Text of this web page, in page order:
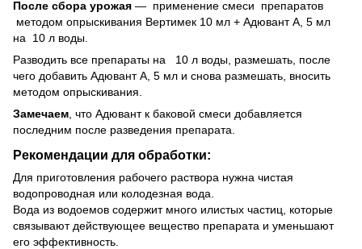
После сбора урожая — применение смеси препаратов
методом опрыскивания Вертимек 10 мл + Адювант А, 5 мл
на 10 л воды.
Разводить все препараты на 10 л воды, размешать, после
чего добавить Адювант А, 5 мл и снова размешать, вносить
методом опрыскивания.
Замечаем , что Адювант к баковой смеси добавляется
последним после разведения препарата.
Рекомендации для обработки:
Для приготовления рабочего раствора нужна чистая
водопроводная или колодезная вода.
Вода из водоемов содержит много илистых частиц, которые
связывают действующее вещество препарата и уменьшают
его эффективность.